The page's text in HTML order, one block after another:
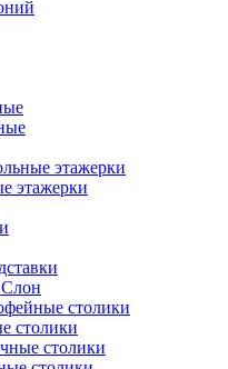
этажерки
этажерки
столики
столики
столики